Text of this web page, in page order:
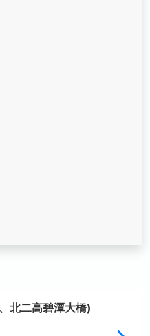
北二高碧潭大橋)